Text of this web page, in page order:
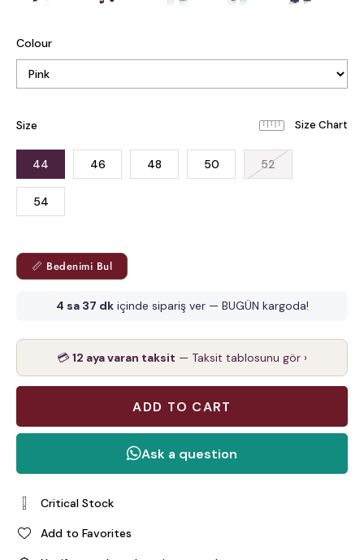
Colour
Size
44 46 48 50 52
54
📏 Bedenimi Bul
4 sa 37 dkiçinde sipariş ver — BUGÜN kargoda!
💳 12 aya varan taksit — Taksit tablosunu gör ›
Critical Stock
Add to Favorites